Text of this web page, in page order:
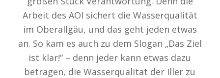
Arbeit des AOI sichert die Wasserqualität
im Oberallgäu, und das geht jeden etwas
an. So kam es auch zu dem Slogan „Das Ziel
ist klar!“ – denn jeder kann etwas dazu
betragen, die Wasserqualität der Iller zu